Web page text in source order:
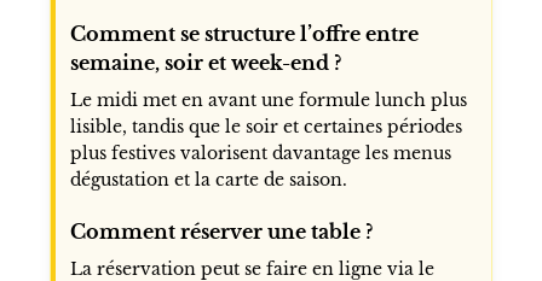
Comment se structure l’offre entre
semaine, soir et week-end ?
Le midi met en avant une formule lunch plus
lisible, tandis que le soir et certaines périodes
plus festives valorisent davantage les menus
dégustation et la carte de saison.
Comment réserver une table ?
La réservation peut se faire en ligne via le